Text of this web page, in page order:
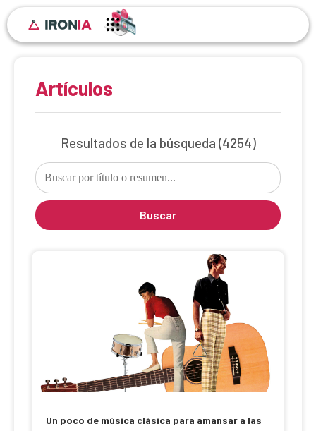
Artículos
Resultados de la búsqueda (4254)
Buscar
Un poco de música clásica para amansar a las